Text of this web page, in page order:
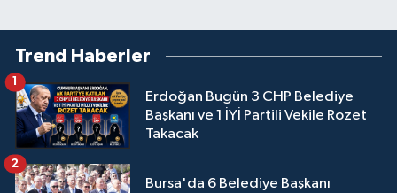
Trend Haberler
Erdoğan Bugün 3 CHP Belediye
Başkanı ve 1 İYİ Partili Vekile Rozet
Takacak
1
Bursa'da 6 Belediye Başkanı
2